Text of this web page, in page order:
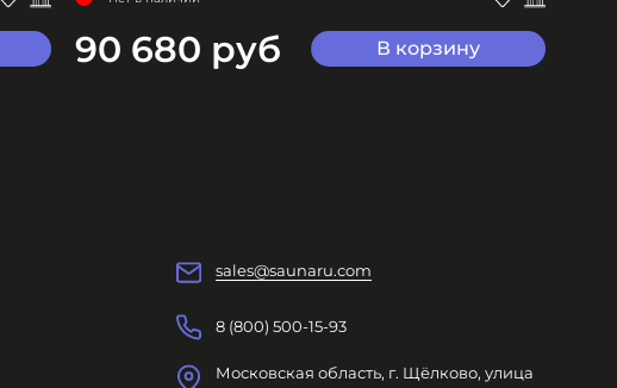
90 680 руб В корзину
sales@saunaru.com
8 (800) 500-15-93
Московская область, г. Щёлково, улица